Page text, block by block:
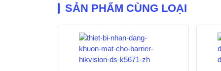
Lưu ý:
SẢN PHẨM CÙNG LOẠI